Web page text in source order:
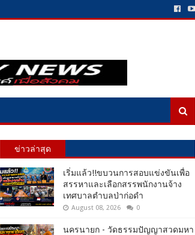
ข่าวล่าสุด
เริ่มแล้ว!!ขบวนการสอบแข่งขันเพื่อ
สรรหาและเลือกสรรพนักงานจ้าง
เทศบาลตำบลป่าก่อดำ
August 08, 2026 0
นครนายก - วัดธรรมปัญญาสวดมหา